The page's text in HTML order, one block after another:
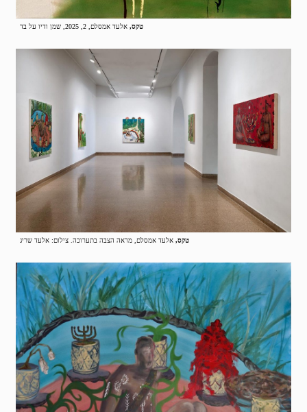
טקס, אלעד אמסלם, 2, 2025, שמן ודיו על בד
טקס, אלעד אמסלם, מראה הצבה בתערוכה. צילום: אלעד שריג